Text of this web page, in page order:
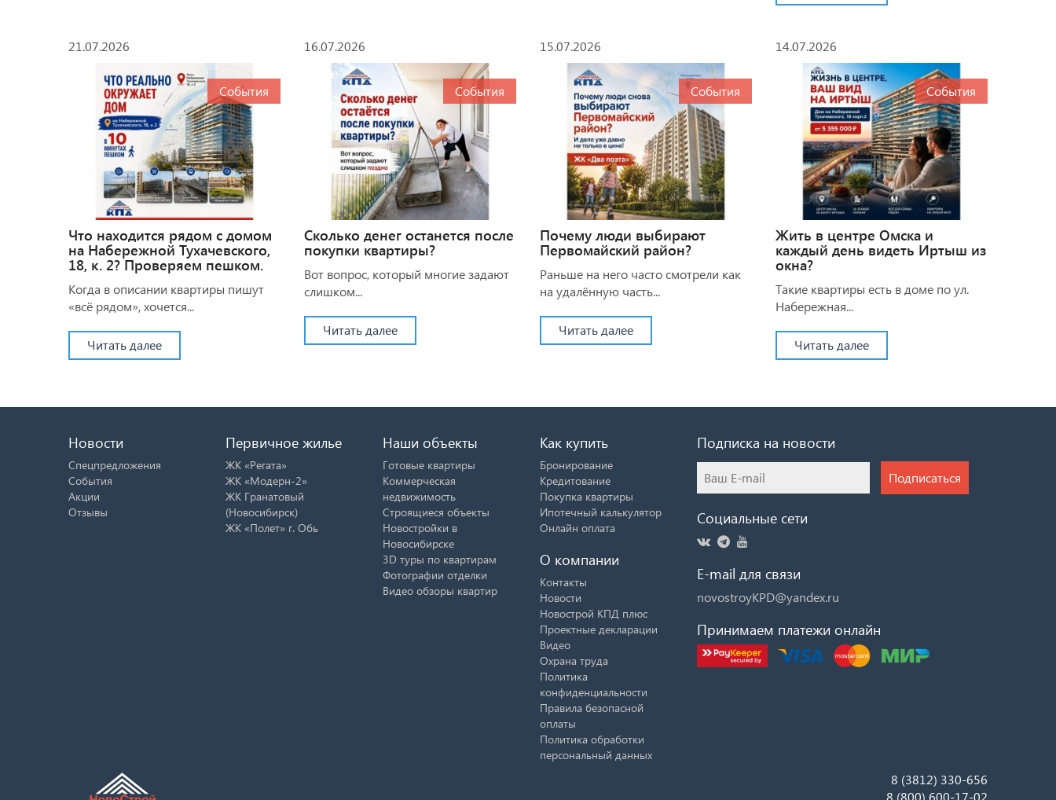
21.07.2026
События
Что находится рядом с домом
на Набережной Тухачевского,
18, к. 2? Проверяем пешком.
Когда в описании квартиры пишут
«всё рядом», хочется...
Читать далее
16.07.2026
События
Сколько денег останется после
покупки квартиры?
Вот вопрос, который многие задают
слишком...
Читать далее
15.07.2026
События
Почему люди выбирают
Первомайский район?
Раньше на него часто смотрели как
на удалённую часть...
Читать далее
14.07.2026
События
Жить в центре Омска и
каждый день видеть Иртыш из
окна?
Такие квартиры есть в доме по ул.
Набережная...
Читать далее
Новости
Спецпредложения
События
Акции
Отзывы
Первичное жилье
ЖК «Регата»
ЖК «Модерн-2»
ЖК Гранатовый
(Новосибирск)
ЖК «Полет» г. Обь
Наши объекты
Готовые квартиры
Коммерческая
недвижимость
Строящиеся объекты
Новостройки в
Новосибирске
3D туры по квартирам
Фотографии отделки
Видео обзоры квартир
Как купить
Бронирование
Кредитование
Покупка квартиры
Ипотечный калькулятор
Онлайн оплата
О компании
Контакты
Новости
Новострой КПД плюс
Проектные декларации
Видео
Охрана труда
Политика
конфиденциальности
Правила безопасной
оплаты
Политика обработки
персональный данных
Подписка на новости
Подписаться
Социальные сети
E-mail для связи
novostroyKPD@yandex.ru
Принимаем платежи онлайн
8 (3812) 330-656